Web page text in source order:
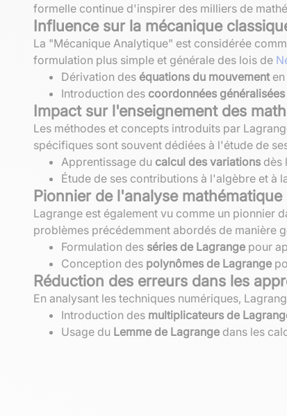
formelle continue d'inspirer des milliers de
Influence sur la mécanique
La "Mécanique Analytique" est considérée
formulation plus simple et générale des lois de
Dérivation des équations du mouvementen
Introduction des coordonnées généralisées
Impact sur l'enseignement des
Les méthodes et concepts introduits par
spécifiques sont souvent dédiées à l'étude de
Apprentissage du calcul des variations dès
Étude de ses contributions à l'algèbre et à
Pionnier de l'analyse mathématique
Lagrange est également vu comme un pionnier
problèmes précédemment abordés de manière
Formulation des séries de Lagrange pour
Conception des polynômes de Lagrange
Réduction des erreurs dans les
En analysant les techniques numériques,
Introduction des multiplicateurs de
Usage du Lemme de Lagrange dans les